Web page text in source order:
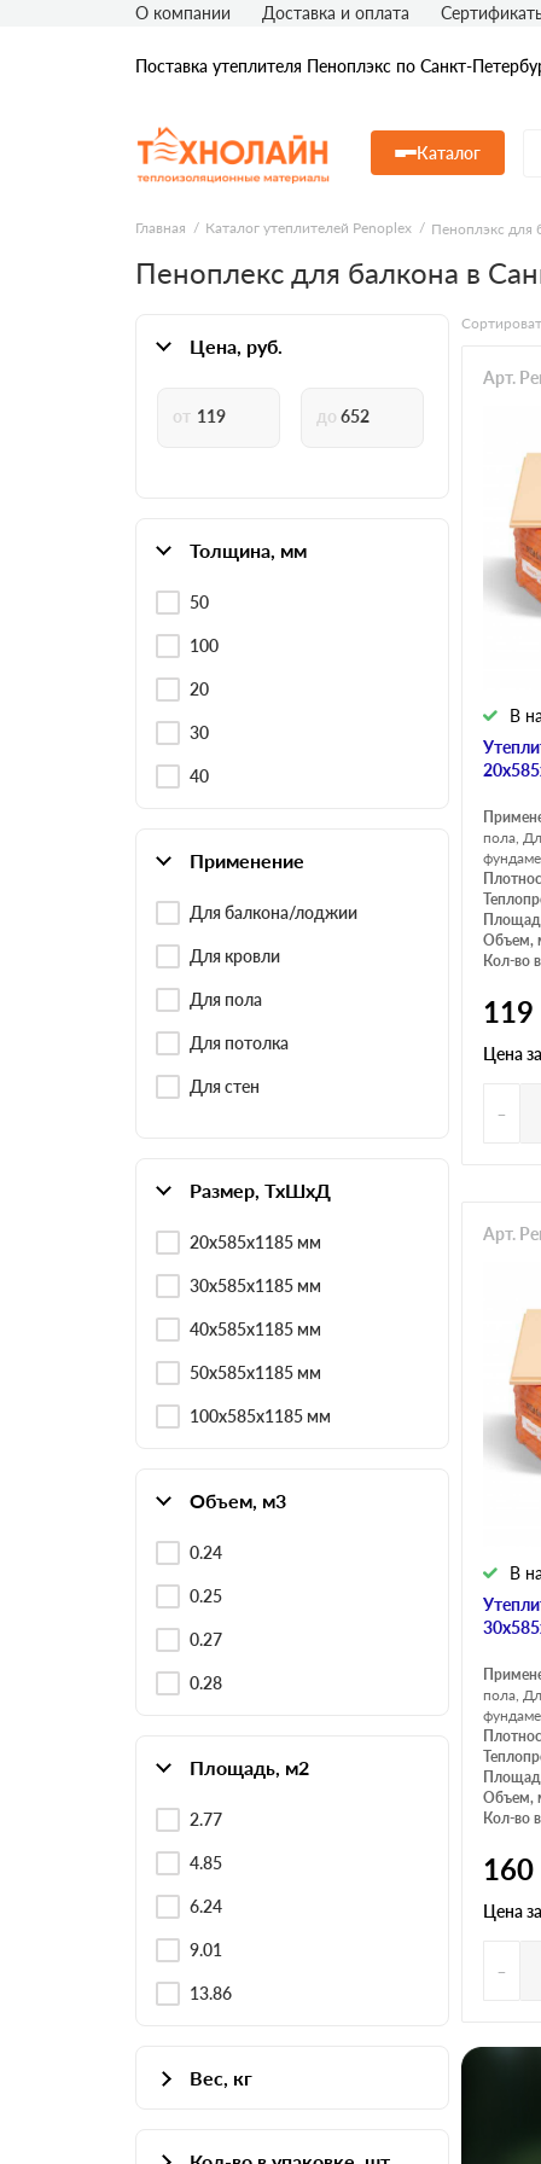
Поставка утеплителя Пеноплэкс по Санкт-
Каталог
О компании Доставка и оплата
Главная Каталог утеплителей Penoplex Пеноплэкс для
Пеноплекс для балкона в
Цена, руб.
Толщина, мм
50
100
20
30
40
Применение
Для балкона/лоджии
Для кровли
Для пола
Для потолка
Для стен
Размер, ТхШхД
20х585х1185 мм
30х585х1185 мм
40х585х1185 мм
50х585х1185 мм
100х585х1185 мм
Объем, м3
0.24
0.25
0.27
0.28
Площадь, м2
2.77
4.85
6.24
9.01
13.86
Вес, кг
В
Арт.
пола,
Объем,
Кол-во
119
Цена за
-
В
Арт.
пола,
Объем,
Кол-во
160
Цена за
-